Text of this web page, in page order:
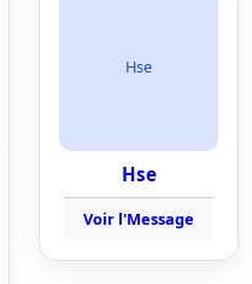
Hse
Hse
Voir l'Message